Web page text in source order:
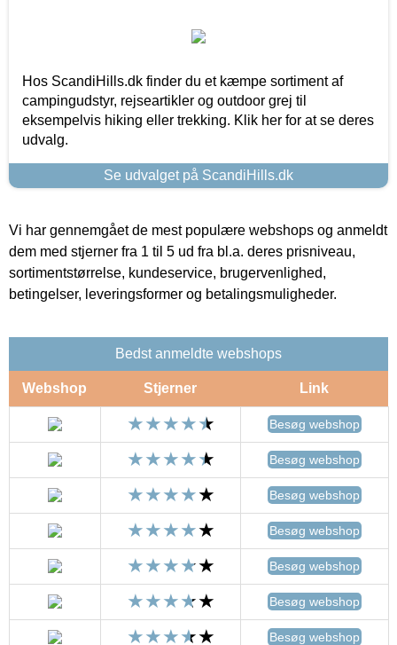
Hos ScandiHills.dk finder du et kæmpe sortiment af
campingudstyr, rejseartikler og outdoor grej til
eksempelvis hiking eller trekking. Klik her for at se deres
udvalg.
Se udvalget på ScandiHills.dk
Vi har gennemgået de mest populære webshops og anmeldt
dem med stjerner fra 1 til 5 ud fra bl.a. deres prisniveau,
sortimentstørrelse, kundeservice, brugervenlighed,
betingelser, leveringsformer og betalingsmuligheder.
Bedst anmeldte webshops
Webshop Stjerner Link
Besøg webshop
Besøg webshop
Besøg webshop
Besøg webshop
Besøg webshop
Besøg webshop
Besøg webshop